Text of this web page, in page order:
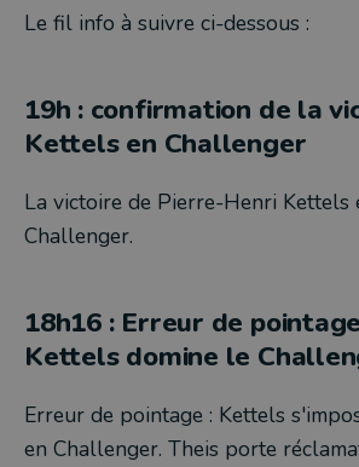
Le fil info à suivre ci-dessous :
19h : confirmation de la
Kettels en Challenger
La victoire de Pierre-Henri Kettels
Challenger.
18h16 : Erreur de
Kettels domine le
Erreur de pointage : Kettels
en Challenger. Theis porte